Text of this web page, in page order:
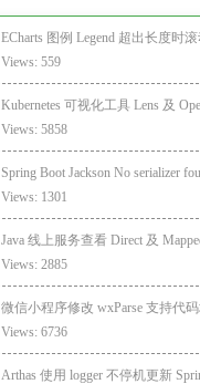
ECharts 图例 Legend 超出长度时滚
Views: 559
Kubernetes 可视化工具 Lens 及
Views: 5858
Spring Boot Jackson No serializer
Views: 1301
Java 线上服务查看 Direct 及
Views: 2885
微信小程序修改 wxParse 支持代
Views: 6736
Arthas 使用 logger 不停机更新